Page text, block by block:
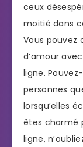
ceux
moitié dans
Vous pouvez
d’amour
ligne.
personnes
lorsqu’elles
êtes charmé
ligne,